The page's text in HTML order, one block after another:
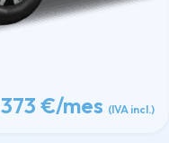
373 €/mes (IVA incl.)